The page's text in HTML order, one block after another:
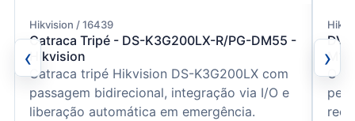
‹
Hikvision / 16439
Catraca Tripé - DS-K3G200LX-R/PG-DM55 -
Hikvision
Catraca tripé Hikvision DS-K3G200LX com
passagem bidirecional, integração via I/O e
liberação automática em emergência.
M1/
O
›